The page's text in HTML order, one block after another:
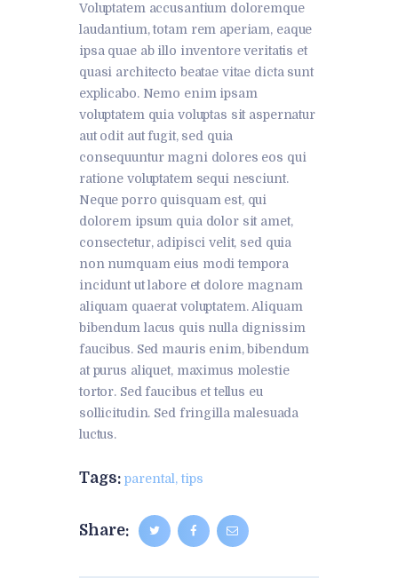
Voluptatem accusantium doloremque
laudantium, totam rem aperiam, eaque
ipsa quae ab illo inventore veritatis et
quasi architecto beatae vitae dicta sunt
explicabo. Nemo enim ipsam
voluptatem quia voluptas sit aspernatur
aut odit aut fugit, sed quia
consequuntur magni dolores eos qui
ratione voluptatem sequi nesciunt.
Neque porro quisquam est, qui
dolorem ipsum quia dolor sit amet,
consectetur, adipisci velit, sed quia
non numquam eius modi tempora
incidunt ut labore et dolore magnam
aliquam quaerat voluptatem. Aliquam
bibendum lacus quis nulla dignissim
faucibus. Sed mauris enim, bibendum
at purus aliquet, maximus molestie
tortor. Sed faucibus et tellus eu
sollicitudin. Sed fringilla malesuada
luctus.
Tags: parental ,tips
Share: